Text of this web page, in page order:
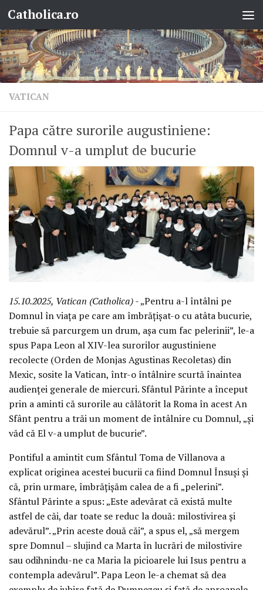
Skip to content
Catholica.ro
VATICAN
Papa către surorile augustiniene:
Domnul v-a umplut de bucurie
15.10.2025, Vatican (Catholica)- „Pentru a-l întâlni pe
Domnul în viața pe care am îmbrățișat-o cu atâta bucurie,
trebuie să parcurgem un drum, așa cum fac pelerinii”, le-a
spus Papa Leon al XIV-lea surorilor augustiniene
recolecte (Orden de Monjas Agustinas Recoletas) din
Mexic, sosite la Vatican, într-o întâlnire scurtă înaintea
audienței generale de miercuri. Sfântul Părinte a început
prin a aminti că surorile au călătorit la Roma în acest An
Sfânt pentru a trăi un moment de întâlnire cu Domnul, „și
văd că El v-a umplut de bucurie”.
Pontiful a amintit cum Sfântul Toma de Villanova a
explicat originea acestei bucurii ca fiind Domnul Însuși și
că, prin urmare, îmbrățișăm calea de a fi „pelerini”.
Sfântul Părinte a spus: „Este adevărat că există multe
astfel de căi, dar toate se reduc la două: milostivirea și
adevărul”. „Prin aceste două căi”, a spus el, „să mergem
spre Domnul – slujind ca Marta în lucrări de milostivire
sau odihnindu-ne ca Maria la picioarele lui Isus pentru a
contempla adevărul”. Papa Leon le-a chemat să dea